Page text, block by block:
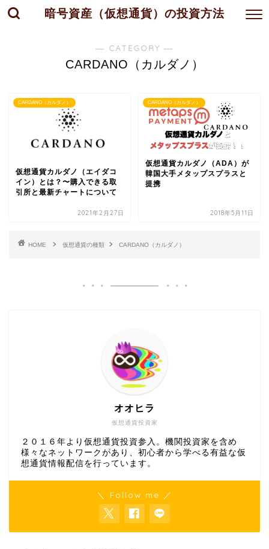
暗号資産（仮想通貨）の投資方法
― CATEGORY ―
CARDANO（カルダノ）
CARDANO（カルダノ）
仮想通貨カルダノ（エイダコ
イン）とは？〜購入できる取
引所と最新チャートについて
2021年2月27日
CARDANO（カルダノ）
仮想通貨カルダノ（ADA）が
韓国大手メタップスプラスと
提携
2018年5月11日
HOME 仮想通貨の種類 CARDANO（カルダノ）
仮想通貨投資家
オオヒラ
２０１６年より仮想通貨投資参入。機関投資家を含め
様々なネットワークがあり、初心者から学べる有益な仮
想通貨情報配信を行っています。
＼ Follow me ／